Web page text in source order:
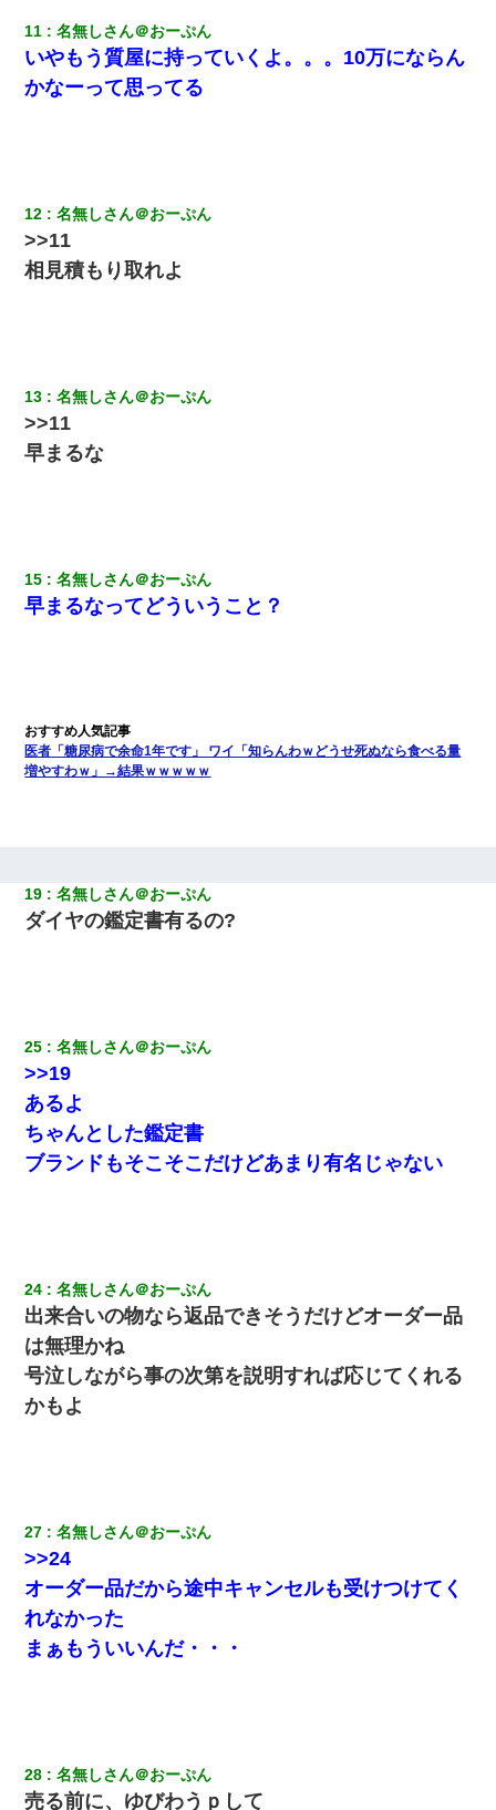
11 名無しさん＠おーぷん
いやもう質屋に持っていくよ。。。10万にならん
かなーって思ってる
12 名無しさん＠おーぷん
>>11
相見積もり取れよ
13 名無しさん＠おーぷん
>>11
早まるな
15 名無しさん＠おーぷん
早まるなってどういうこと？
医者「糖尿病で余命1年です」 ワイ「知らんわｗどうせ死ぬなら食べる量
増やすわｗ」→結果ｗｗｗｗｗ
19 名無しさん＠おーぷん
ダイヤの鑑定書有るの?
25 名無しさん＠おーぷん
>>19
あるよ
ちゃんとした鑑定書
ブランドもそこそこだけどあまり有名じゃない
24 名無しさん＠おーぷん
出来合いの物なら返品できそうだけどオーダー品
は無理かね
号泣しながら事の次第を説明すれば応じてくれる
かもよ
27 名無しさん＠おーぷん
>>24
オーダー品だから途中キャンセルも受けつけてく
れなかった
まぁもういいんだ・・・
28 名無しさん＠おーぷん
売る前に、ゆびわうｐして